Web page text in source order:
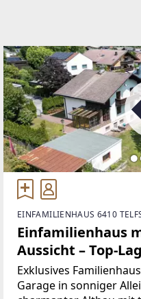
EINFAMILIENHAUS 6410
Einfamilienhaus
Aussicht – Top-
Exklusives
Garage in sonniger